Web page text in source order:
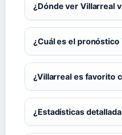
¿Dónde ver Villarreal
¿Cuál es el
¿Villarreal es favorito
¿Estadísticas